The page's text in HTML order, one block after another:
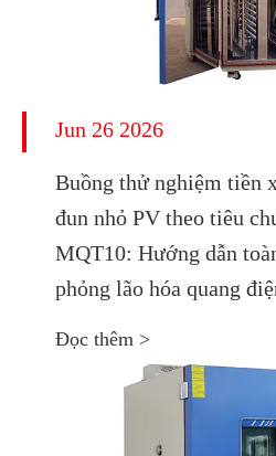
Jun 26 2026
Buồng thử nghiệm tiền
đun nhỏ PV theo tiêu
MQT10: Hướng dẫn
phỏng lão hóa quang
Đọc thêm >